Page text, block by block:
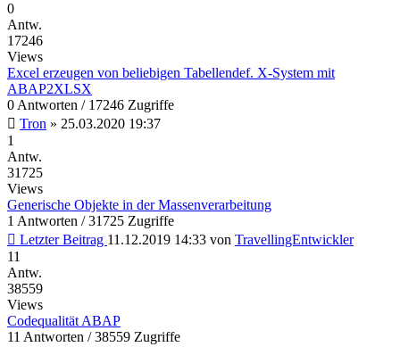
0
Antw.
17246
Views
Excel erzeugen von beliebigen Tabellendef. X-System mit
ABAP2XLSX
0 Antworten / 17246 Zugriffe
Tron » 25.03.2020 19:37
1
Antw.
31725
Views
Generische Objekte in der Massenverarbeitung
1 Antworten / 31725 Zugriffe
Letzter Beitrag 11.12.2019 14:33 von TravellingEntwickler
11
Antw.
38559
Views
Codequalität ABAP
11 Antworten / 38559 Zugriffe